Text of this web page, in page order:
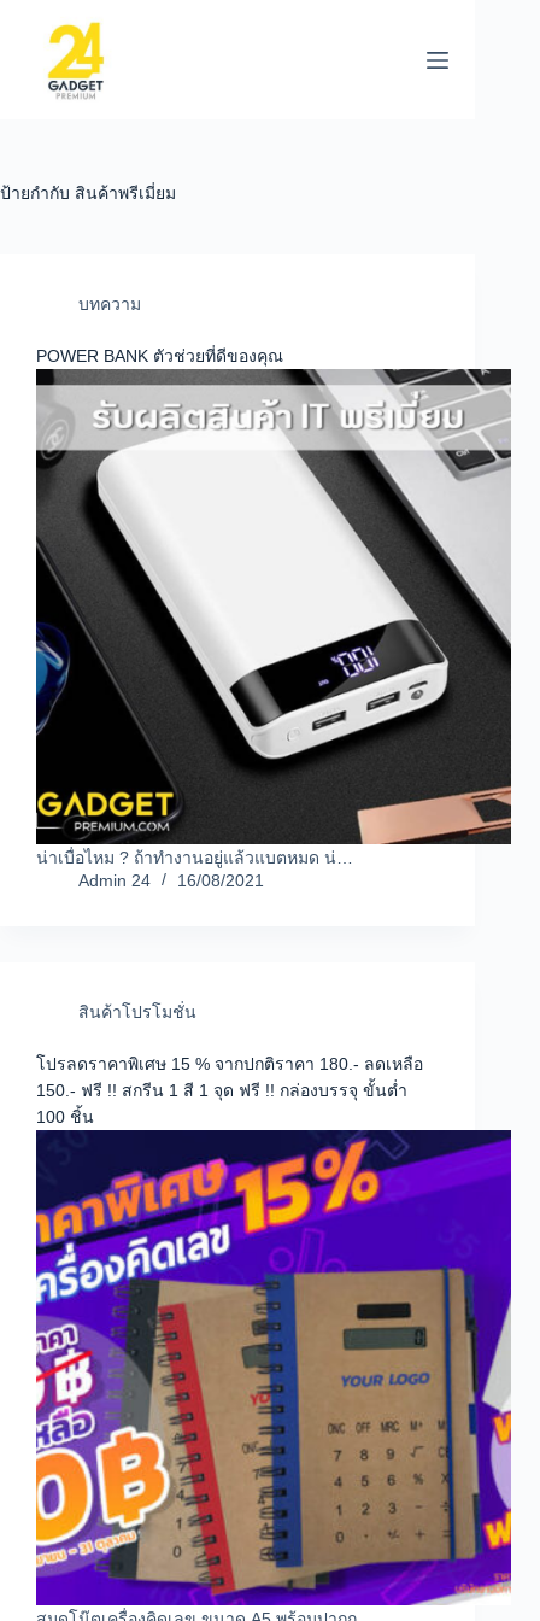
ป้ายกำกับ สินค้าพรีเมี่ยม
บทความ
POWER BANK ตัวช่วยที่ดีของคุณ
น่าเบื่อไหม ? ถ้าทำงานอยู่แล้วแบตหมด น่…
Admin 24
16/08/2021
สินค้าโปรโมชั่น
โปรลดราคาพิเศษ 15 % จากปกติราคา 180.- ลดเหลือ
150.- ฟรี !! สกรีน 1 สี 1 จุด ฟรี !! กล่องบรรจุ ขั้นต่ำ
100 ชิ้น